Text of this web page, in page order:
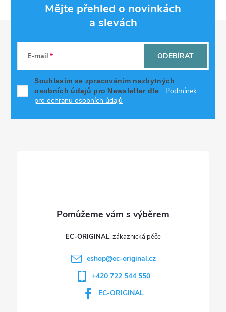
Mějte přehled o novinkách
a slevách
E-mail
Souhlasím se zpracováním nezbytných
osobních údajů pro Newsletter dle
Podmínek
pro ochranu osobních údajů
ODEBÍRAT
EC-ORIGINAL
eshop@ec-original.cz
+420 722 544 550
EC-ORIGINAL